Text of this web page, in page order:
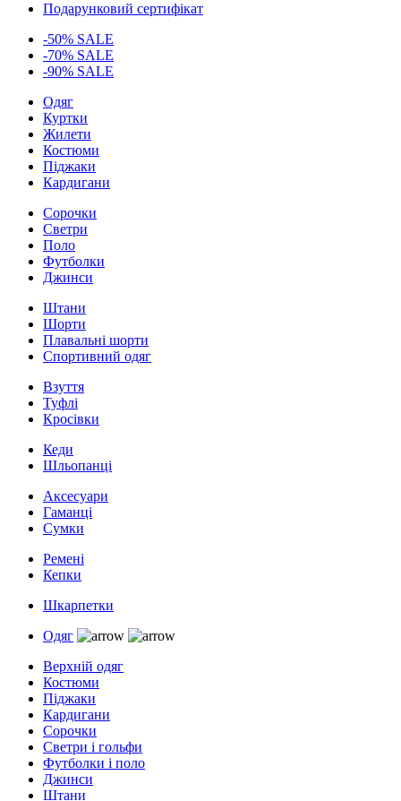
Подарунковий сертифікат
-50% SALE
-70% SALE
-90% SALE
Одяг
Куртки
Жилети
Костюми
Піджаки
Кардигани
Сорочки
Светри
Поло
Футболки
Джинси
Штани
Шорти
Плавальні шорти
Спортивний одяг
Взуття
Туфлі
Кросівки
Кеди
Шльопанці
Аксесуари
Гаманці
Сумки
Ремені
Кепки
Шкарпетки
Одяг
Верхній одяг
Костюми
Піджаки
Кардигани
Сорочки
Светри і гольфи
Футболки і поло
Джинси
Штани